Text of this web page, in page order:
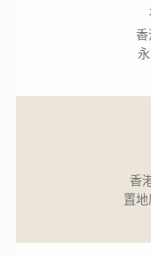
香
置